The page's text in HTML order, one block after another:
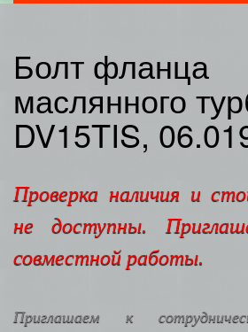
Болт фланца
маслянного
DV15TIS,
Проверка наличия и
не доступны.
совместной работы.
Приглашаем к